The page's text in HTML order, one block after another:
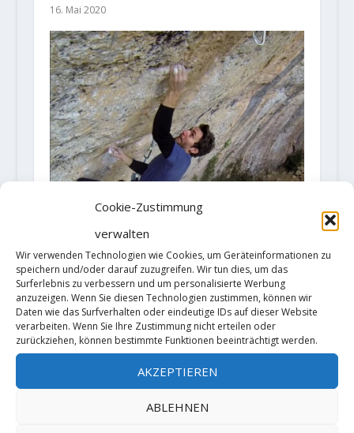
Cookie-Zustimmung
verwalten
Wir verwenden Technologien wie Cookies, um Geräteinformationen zu
speichern und/oder darauf zuzugreifen. Wir tun dies, um das
Surferlebnis zu verbessern und um personalisierte Werbung
anzuzeigen. Wenn Sie diesen Technologien zustimmen, können wir
Daten wie das Surfverhalten oder eindeutige IDs auf dieser Website
verarbeiten. Wenn Sie Ihre Zustimmung nicht erteilen oder
zurückziehen, können bestimmte Funktionen beeinträchtigt werden.
AKZEPTIEREN
ABLEHNEN
16. Mai 2020
Stefano Ghisolfi vermeldet „La
Capella“ 9b in Siurana
16. Januar 2018